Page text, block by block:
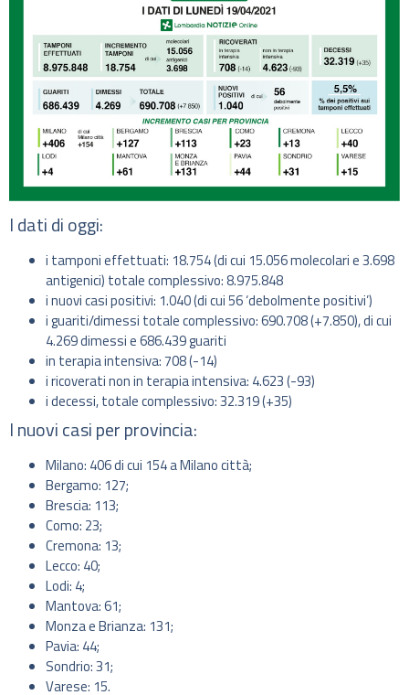
I dati di oggi:
i tamponi effettuati: 18.754 (di cui 15.056 molecolari e 3.698
antigenici) totale complessivo: 8.975.848
i nuovi casi positivi: 1.040 (di cui 56 ‘debolmente positivi’)
i guariti/dimessi totale complessivo: 690.708 (+7.850), di cui
4.269 dimessi e 686.439 guariti
in terapia intensiva: 708 (-14)
i ricoverati non in terapia intensiva: 4.623 (-93)
i decessi, totale complessivo: 32.319 (+35)
I nuovi casi per provincia:
Milano: 406 di cui 154 a Milano città;
Bergamo: 127;
Brescia: 113;
Como: 23;
Cremona: 13;
Lecco: 40;
Lodi: 4;
Mantova: 61;
Monza e Brianza: 131;
Pavia: 44;
Sondrio: 31;
Varese: 15.